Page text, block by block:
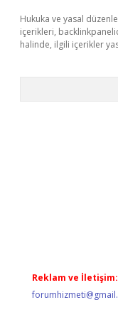
Hukuka ve yasal
içerikleri,
halinde, ilgili içerikler
Reklam ve İletişim: